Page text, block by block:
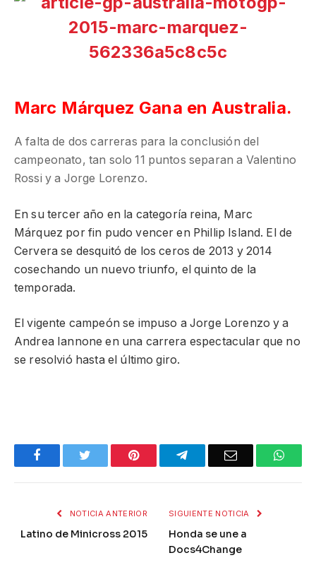
Marc Márquez Gana en Australia.
A falta de dos carreras para la conclusión del
campeonato, tan solo 11 puntos separan a Valentino
Rossi y a Jorge Lorenzo.
En su tercer año en la categoría reina, Marc
Márquez por fin pudo vencer en Phillip Island. El de
Cervera se desquitó de los ceros de 2013 y 2014
cosechando un nuevo triunfo, el quinto de la
temporada.
El vigente campeón se impuso a Jorge Lorenzo y a
Andrea Iannone en una carrera espectacular que no
se resolvió hasta el último giro.
Facebook Pinterest TelegramEmail
NOTICIA ANTERIOR
Latino de Minicross 2015
SIGUIENTE NOTICIA
Honda se une a
Docs4Change